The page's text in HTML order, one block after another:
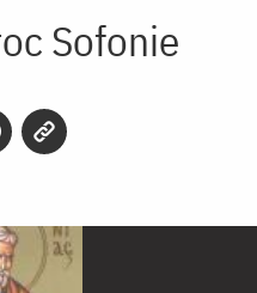
Sofonie